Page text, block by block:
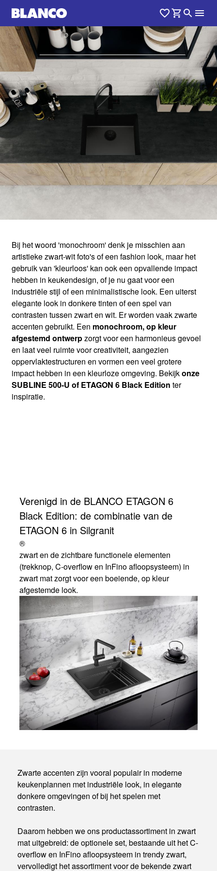
BLACK EDITION
Maak een statement in het zwart
1 /0
Bij het woord 'monochroom' denk je misschien aan
artistieke zwart-wit foto's of een fashion look, maar het
gebruik van 'kleurloos' kan ook een opvallende impact
hebben in keukendesign, of je nu gaat voor een
industriële stijl of een minimalistische look. Een uiterst
elegante look in donkere tinten of een spel van
contrasten tussen zwart en wit. Er worden vaak zwarte
accenten gebruikt. Een monochroom, op kleur
afgestemd ontwerpzorgt voor een harmonieus gevoel
en laat veel ruimte voor creativiteit, aangezien
oppervlaktestructuren en vormen een veel grotere
impact hebben in een kleurloze omgeving. Bekijkonze
SUBLINE 500-U of ETAGON 6 Black Edition ter
inspiratie.
Verenigd in de BLANCO ETAGON 6
Black Edition: de combinatie van de
ETAGON 6 in Silgranit
®
zwart en de zichtbare functionele elementen
(trekknop, C-overflow en InFino afloopsysteem) in
zwart mat zorgt voor een boeiende, op kleur
afgestemde look.
Zwarte accenten zijn vooral populair in moderne
keukenplannen met industriële look, in elegante
donkere omgevingen of bij het spelen met
contrasten.
Daarom hebben we ons productassortiment in zwart
mat uitgebreid: de optionele set, bestaande uit het C-
overflow en InFino afloopsysteem in trendy zwart,
vervolledigt het assortiment voor de bekende zwart